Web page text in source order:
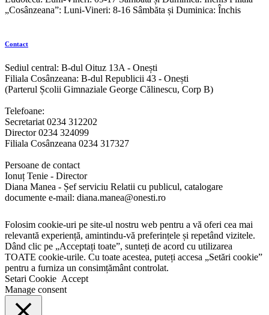
„Cosânzeana”: Luni-Vineri: 8-16 Sâmbăta și Duminica: Închis
Contact
Sediul central: B-dul Oituz 13A - Onești
Filiala Cosânzeana: B-dul Republicii 43 - Onești
(Parterul Școlii Gimnaziale George Călinescu, Corp B)
Telefoane:
Secretariat 0234 312202
Director 0234 324099
Filiala Cosânzeana 0234 317327
Persoane de contact
Ionuț Tenie - Director
Diana Manea - Șef serviciu Relatii cu publicul, catalogare
documente e-mail: diana.manea@onesti.ro
Folosim cookie-uri pe site-ul nostru web pentru a vă oferi cea mai
relevantă experiență, amintindu-vă preferințele și repetând vizitele.
Dând clic pe „Acceptați toate”, sunteți de acord cu utilizarea
TOATE cookie-urile. Cu toate acestea, puteți accesa „Setări cookie”
pentru a furniza un consimțământ controlat.
Setari Cookie Accept
Manage consent